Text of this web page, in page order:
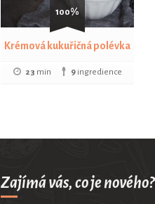
100%
Krémová kukuřičná polévka
23 min 9ingredience
Zajímá vás, co je nového?